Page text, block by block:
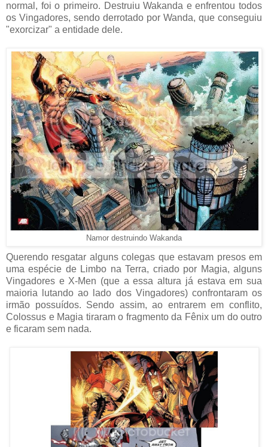
normal, foi o primeiro. Destruiu Wakanda e enfrentou todos
os Vingadores, sendo derrotado por Wanda, que conseguiu
"exorcizar" a entidade dele.
Namor destruindo Wakanda
Querendo resgatar alguns colegas que estavam presos em
uma espécie de Limbo na Terra, criado por Magia, alguns
Vingadores e X-Men (que a essa altura já estava em sua
maioria lutando ao lado dos Vingadores) confrontaram os
irmão possuídos. Sendo assim, ao entrarem em conflito,
Colossus e Magia tiraram o fragmento da Fênix um do outro
e ficaram sem nada.